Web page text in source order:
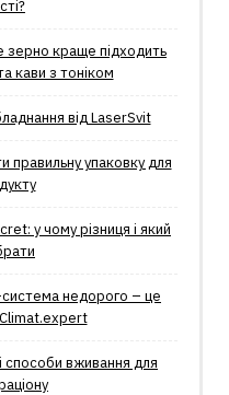
зерно краще підходить
кави з тоніком
від LaserSvit
правильну упаковку для
у чому різниця і який
система недорого – це
способи вживання для